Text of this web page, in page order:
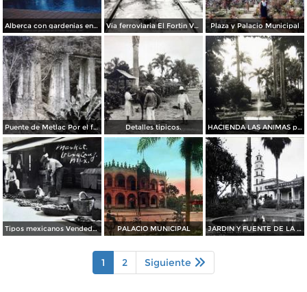
Alberca con gardenias en El Fortin Veracruz (c. 1953). Via ferroviaria El Fortin Veracruz Marzo de 1946. Plaza y Palacio Municipal
Puente de Metlac Por el fotografo Hugo Brehme. Detalles tipicos. HACIENDA LAS ANIMAS por el fotografo Hugo Brehme
Tipos mexicanos Vendedores de Frutas en Veracruz durante la Revolucion Mexican PALACIO MUNICIPAL JARDIN Y FUENTE DE LA HACIENDA DE LAS ANIMAS
1 2 Siguiente